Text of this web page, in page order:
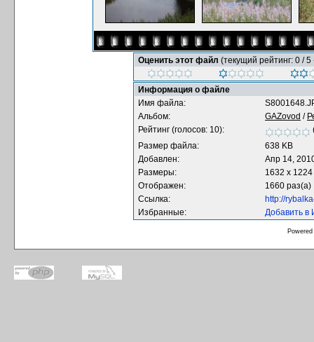
Оценить этот файл (текущий рейтинг: 0 / 5
Информация о файле
Имя файла:
Альбом:
GAZovod /
Рейтинг (голосов: 10):
Размер файла:
638 KB
Добавлен:
Апр 14,
Размеры:
1632 x
Отображен:
1660 раз(а)
Ссылка:
http://
Избранные:
Добавить в